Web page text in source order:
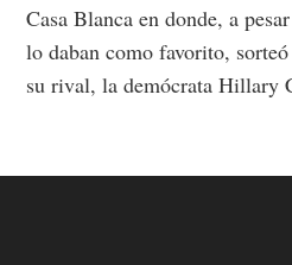
Casa Blanca en donde, a
lo daban como favorito,
su rival, la demócrata Hillary